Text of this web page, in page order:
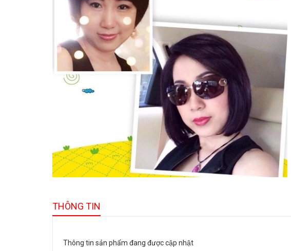
THÔNG TIN
Thông tin sản phẩm đang được cập nhật